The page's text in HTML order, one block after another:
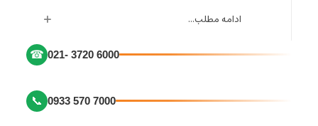
ادامه مطلب...
☎ 021- 3720 6000
📞 0933 570 7000